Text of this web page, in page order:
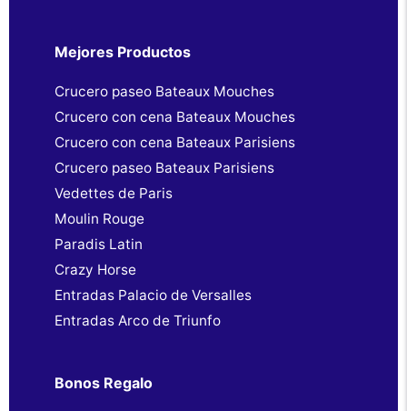
Mejores Productos
Crucero paseo Bateaux Mouches
Crucero con cena Bateaux Mouches
Crucero con cena Bateaux Parisiens
Crucero paseo Bateaux Parisiens
Vedettes de Paris
Moulin Rouge
Paradis Latin
Crazy Horse
Entradas Palacio de Versalles
Entradas Arco de Triunfo
Bonos Regalo